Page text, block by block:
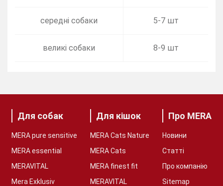
середні собаки 5-7 шт
великі собаки 8-9 шт
Для собак
MERA pure sensitive
MERA essential
MERAVITAL
Mera Exklusiv
Для кішок
MERA Cats Nature
MERA Cats
MERA finest fit
MERAVITAL
Про MERA
Новини
Статті
Про компанію
Sitemap